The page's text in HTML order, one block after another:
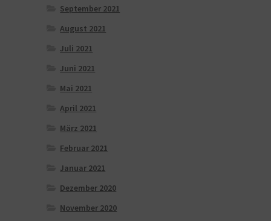
September 2021
August 2021
Juli 2021
Juni 2021
Mai 2021
April 2021
März 2021
Februar 2021
Januar 2021
Dezember 2020
November 2020